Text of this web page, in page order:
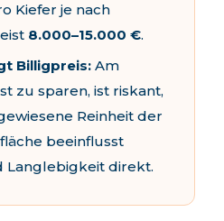
Kiefer je nach
8.000–15.000 €.
Billigpreis: Am
zu sparen, ist riskant,
Reinheit der
beeinflusst
Langlebigkeit direkt.